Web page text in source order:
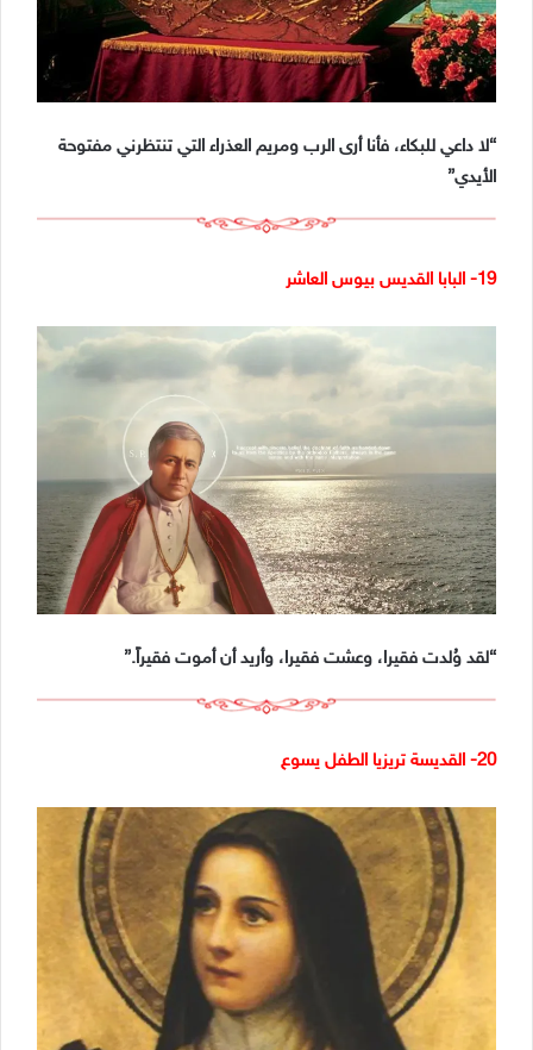
“لا داعي للبكاء، فأنا أرى الرب ومريم العذراء التي تنتظرني مفتوحة
الأيدي”
19- البابا القديس بيوس العاشر
“لقد وُلدت فقيرا، وعشت فقيرا، وأريد أن أموت فقيراً.”
20- القديسة تريزيا الطفل يسوع